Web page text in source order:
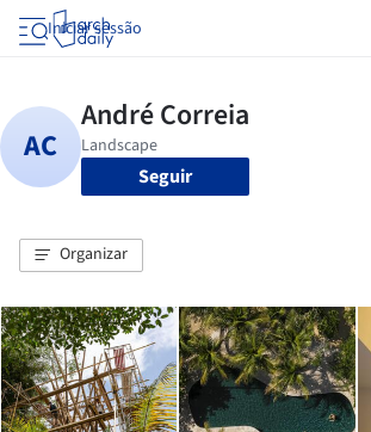
Iniciar sessão
Seguir
Organizar